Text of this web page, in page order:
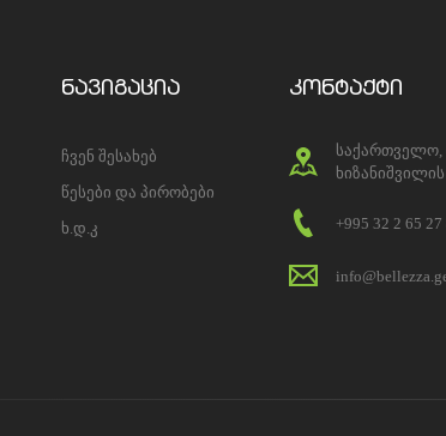
ნავიგაცია
ჩვენ შესახებ
წესები და პირობები
ხ.დ.კ
კონტაქტი
საქართველო,
ხიზანიშვილის
+995 32 2 65 27